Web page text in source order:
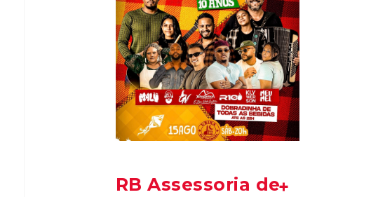
RB Assessoria de